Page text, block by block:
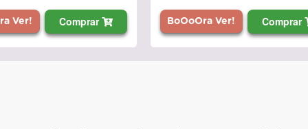
Ver! Comprar BoOoOra Ver!